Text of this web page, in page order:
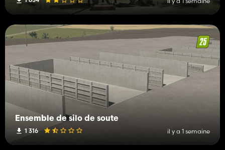
Ensemble de silo de soute
1 316 il y a 1 semaine